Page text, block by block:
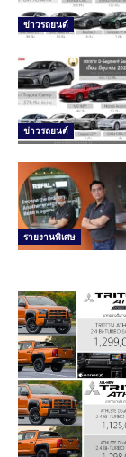
ข่าวรถยนต์
ข่าวรถยนต์
รายงานพิเศษ